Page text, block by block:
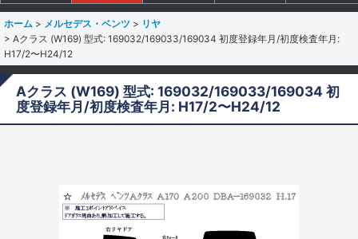
ホーム > メルセデス・ベンツ > リヤ
> Aクラス (W169) 型式: 169032/169033/169034 初度登録年月/初度検査年月:
H17/2〜H24/12
Aクラス (W169) 型式: 169032/169033/169034 初
度登録年月/初度検査年月: H17/2〜H24/12